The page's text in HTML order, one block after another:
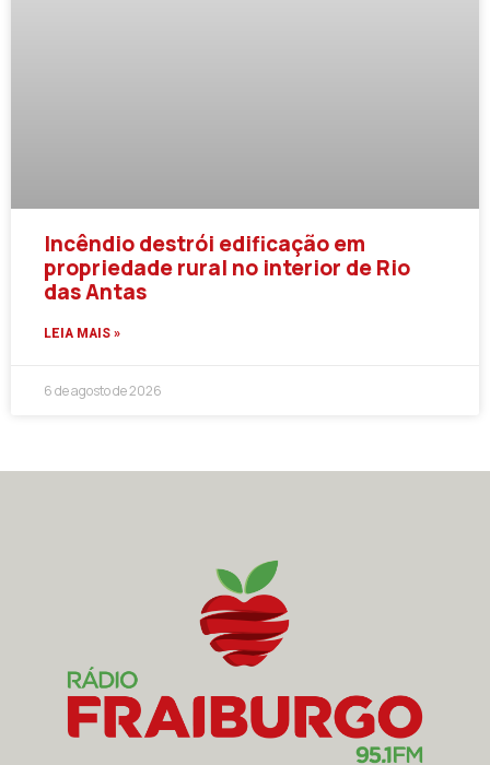
Incêndio destrói edificação em
propriedade rural no interior de Rio
das Antas
LEIA MAIS »
6 de agosto de 2026